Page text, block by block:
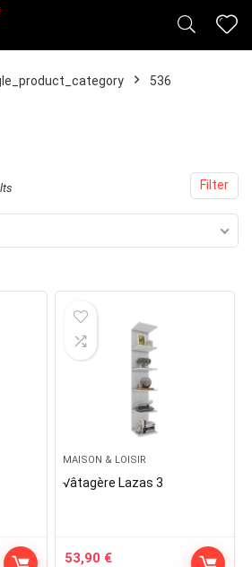
536
Filter
MAISON & LOISIR
√âtagère Lazas 3
53,90 €